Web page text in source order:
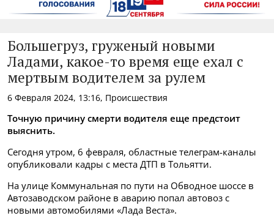
Большегруз, груженый новыми
Ладами, какое-то время еще ехал с
мертвым водителем за рулем
6 Февраля 2024, 13:16, Происшествия
Точную причину смерти водителя еще предстоит
выяснить.
Сегодня утром, 6 февраля, областные телеграм-каналы
опубликовали кадры с места ДТП в Тольятти.
На улице Коммунальная по пути на Обводное шоссе в
Автозаводском районе в аварию попал автовоз с
новыми автомобилями «Лада Веста».